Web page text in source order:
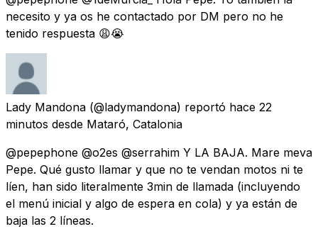
necesito y ya os he contactado por DM pero no he
tenido respuesta 😩😭
Lady Mandona (@ladymandona) reportó hace 22
minutos desde Mataró, Catalonia
@pepephone @o2es @serrahim Y LA BAJA. Mare meva
Pepe. Qué gusto llamar y que no te vendan motos ni te
líen, han sido literalmente 3min de llamada (incluyendo
el menú inicial y algo de espera en cola) y ya están de
baja las 2 líneas.